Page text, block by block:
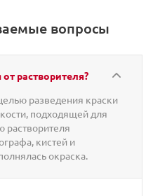
вопросы
растворителя?
разведения краски
подходящей для
кистей и
окраска.